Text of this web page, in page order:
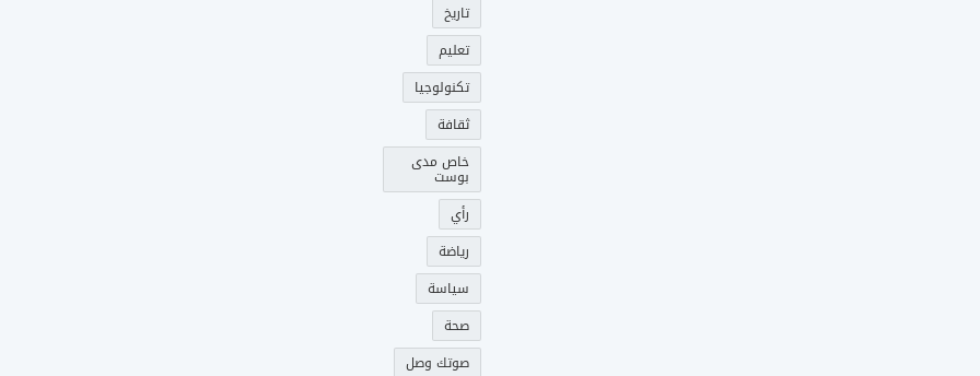
تاريخ
تعليم
تكنولوجيا
ثقافة
خاص مدى
بوست
رأي
رياضة
سياسة
صحة
صوتك وصل